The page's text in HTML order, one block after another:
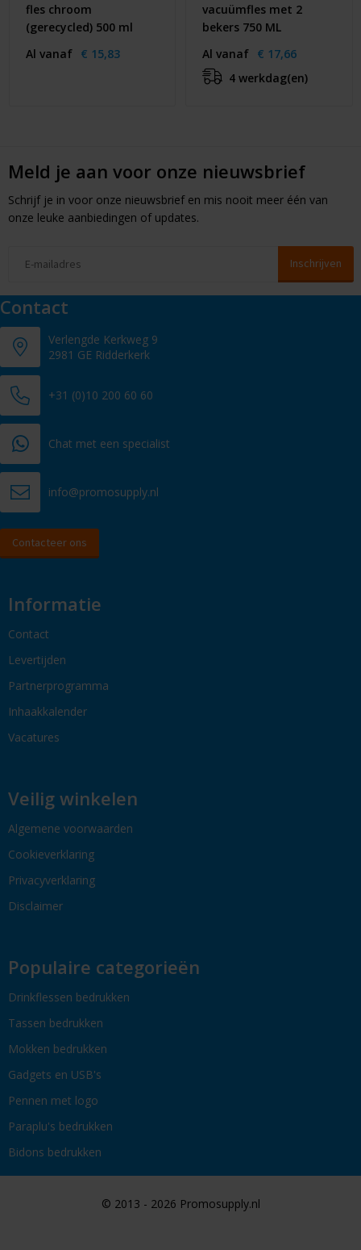
fles chroom
(gerecycled) 500 ml
Al vanaf € 15,83
vacuümfles met 2
bekers 750 ML
Al vanaf € 17,66
4 werkdag(en)
Meld je aan voor onze nieuwsbrief
Schrijf je in voor onze nieuwsbrief en mis nooit meer één van
onze leuke aanbiedingen of updates.
Contact
Verlengde Kerkweg 9
2981 GE Ridderkerk
+31 (0)10 200 60 60
Chat met een specialist
info@promosupply.nl
Contacteer ons
Informatie
Contact
Levertijden
Partnerprogramma
Inhaakkalender
Vacatures
Veilig winkelen
Algemene voorwaarden
Cookieverklaring
Privacyverklaring
Disclaimer
Populaire categorieën
Drinkflessen bedrukken
Tassen bedrukken
Mokken bedrukken
Gadgets en USB's
Pennen met logo
Paraplu's bedrukken
Bidons bedrukken
© 2013 - 2026 Promosupply.nl